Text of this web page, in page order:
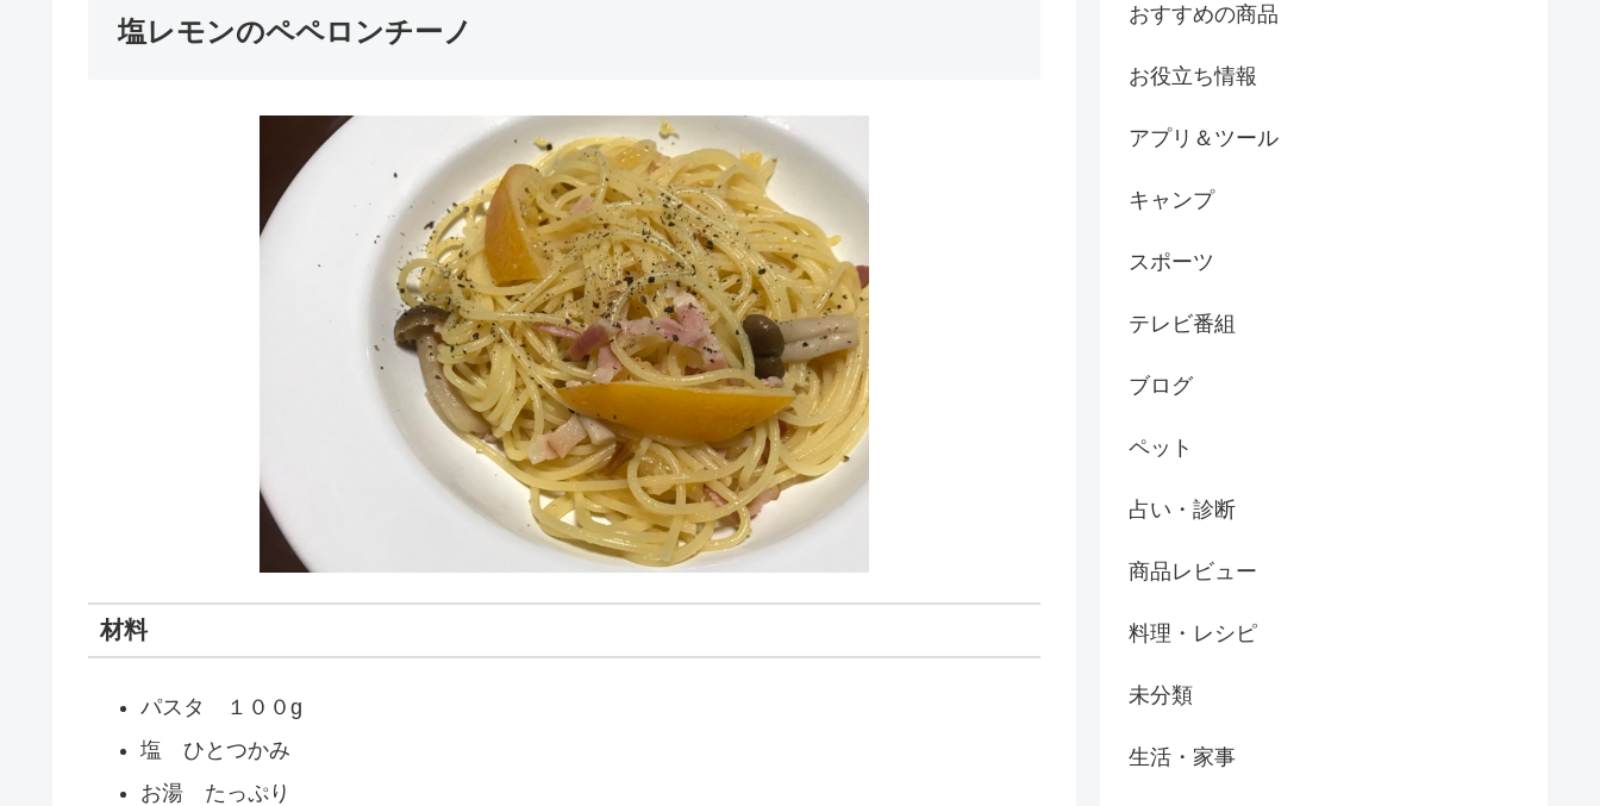
塩レモンのペペロンチーノ
材料
パスタ １００g
塩 ひとつかみ
お湯 たっぷり
おすすめの商品
お役立ち情報
アプリ＆ツール
キャンプ
スポーツ
テレビ番組
ブログ
ペット
占い・診断
商品レビュー
料理・レシピ
未分類
生活・家事